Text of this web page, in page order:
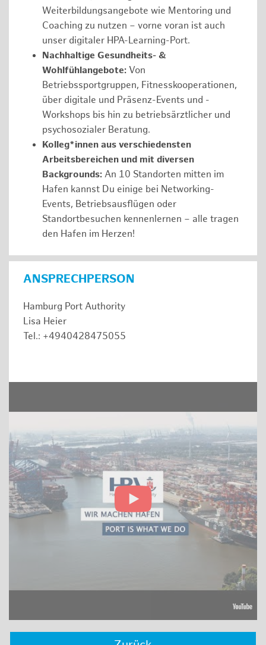
Weiterbildungsangebote wie Mentoring und
Coaching zu nutzen – vorne voran ist auch
unser digitaler HPA-Learning-Port.
Nachhaltige Gesundheits- &
Wohlfühlangebote: Von
Betriebssportgruppen, Fitnesskooperationen,
über digitale und Präsenz-Events und -
Workshops bis hin zu betriebsärztlicher und
psychosozialer Beratung.
Kolleg*innen aus verschiedensten
Arbeitsbereichen und mit diversen
Backgrounds: An 10 Standorten mitten im
Hafen kannst Du einige bei Networking-
Events, Betriebsausflügen oder
Standortbesuchen kennenlernen – alle tragen
den Hafen im Herzen!
ANSPRECHPERSON
Hamburg Port Authority
Lisa Heier
Tel.: +4940428475055